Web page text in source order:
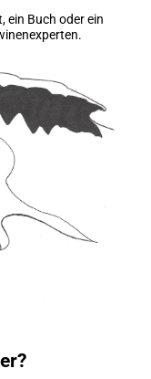
ein Buch oder ein